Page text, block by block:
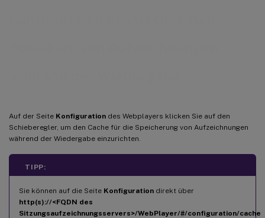
Auf der Seite Konfiguration des Webplayers klicken Sie auf den
Schieberegler, um den Cache für die Speicherung von Aufzeichnungen
während der Wiedergabe einzurichten.
TIPP:
Sie können auf die Seite Konfiguration direkt über
http(s)://<FQDN des
Sitzungsaufzeichnungsservers>/WebPlayer/#/configuration/cache